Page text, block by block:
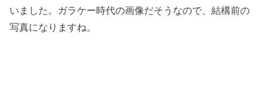
いました。ガラケー時代の画像だそうなので、結構前の
写真になりますね。